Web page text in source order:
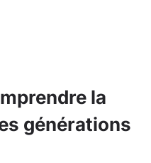
la
générations